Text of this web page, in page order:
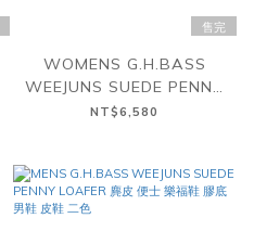
售完
WOMENS G.H.BASS
WEEJUNS SUEDE PENNY
LOAFER 麂皮 便士 樂福鞋
NT$6,580